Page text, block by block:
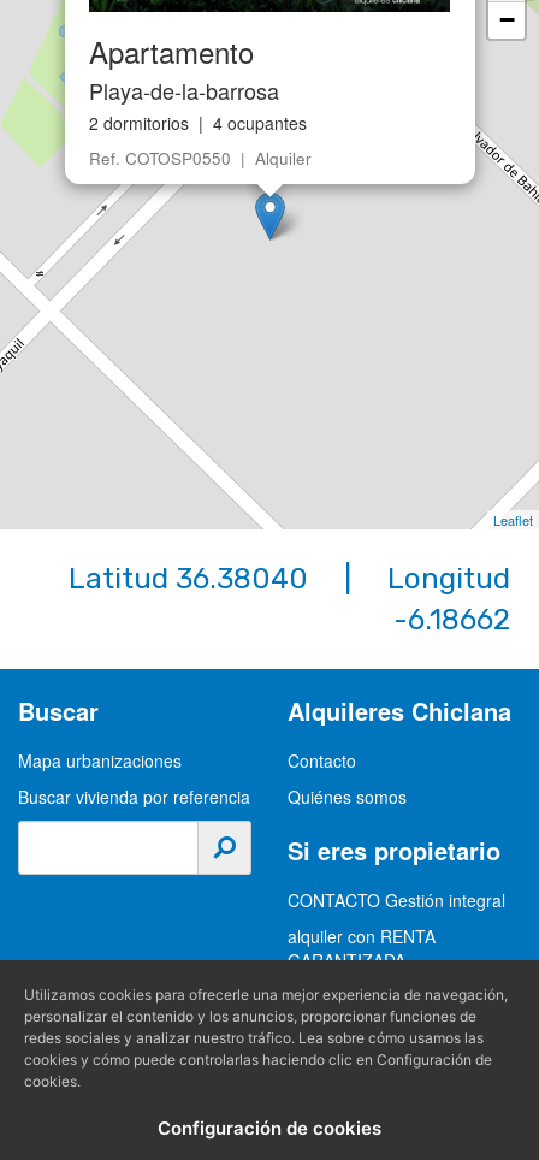
Apartamento
Playa-de-la-barrosa
2 dormitorios | 4 ocupantes
Ref. COTOSP0550 | Alquiler
−
Leaflet
Latitud 36.38040 | Longitud
-6.18662
Buscar
Mapa urbanizaciones
Buscar vivienda por referencia
Alquileres Chiclana
Contacto
Quiénes somos
Si eres propietario
CONTACTO Gestión integral
alquiler con RENTA
GARANTIZADA
GESTION INTEGRAL
ALQUILER
Información
Política de privacidad
(+34) 956 489 403
info@alquilereschiclana.com
Utilizamos cookies para ofrecerle una mejor experiencia de navegación,
personalizar el contenido y los anuncios, proporcionar funciones de
redes sociales y analizar nuestro tráfico. Lea sobre cómo usamos las
cookies y cómo puede controlarlas haciendo clic en Configuración de
cookies.
Configuración de cookies